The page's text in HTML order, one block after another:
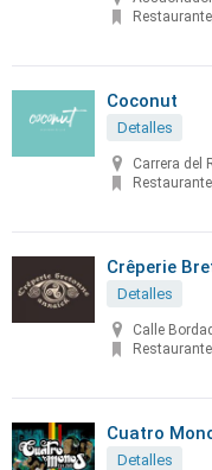
Coconut
Detalles
Carrera del
Crêperie
Detalles
Calle
Restaurante
Cuatro
Detalles